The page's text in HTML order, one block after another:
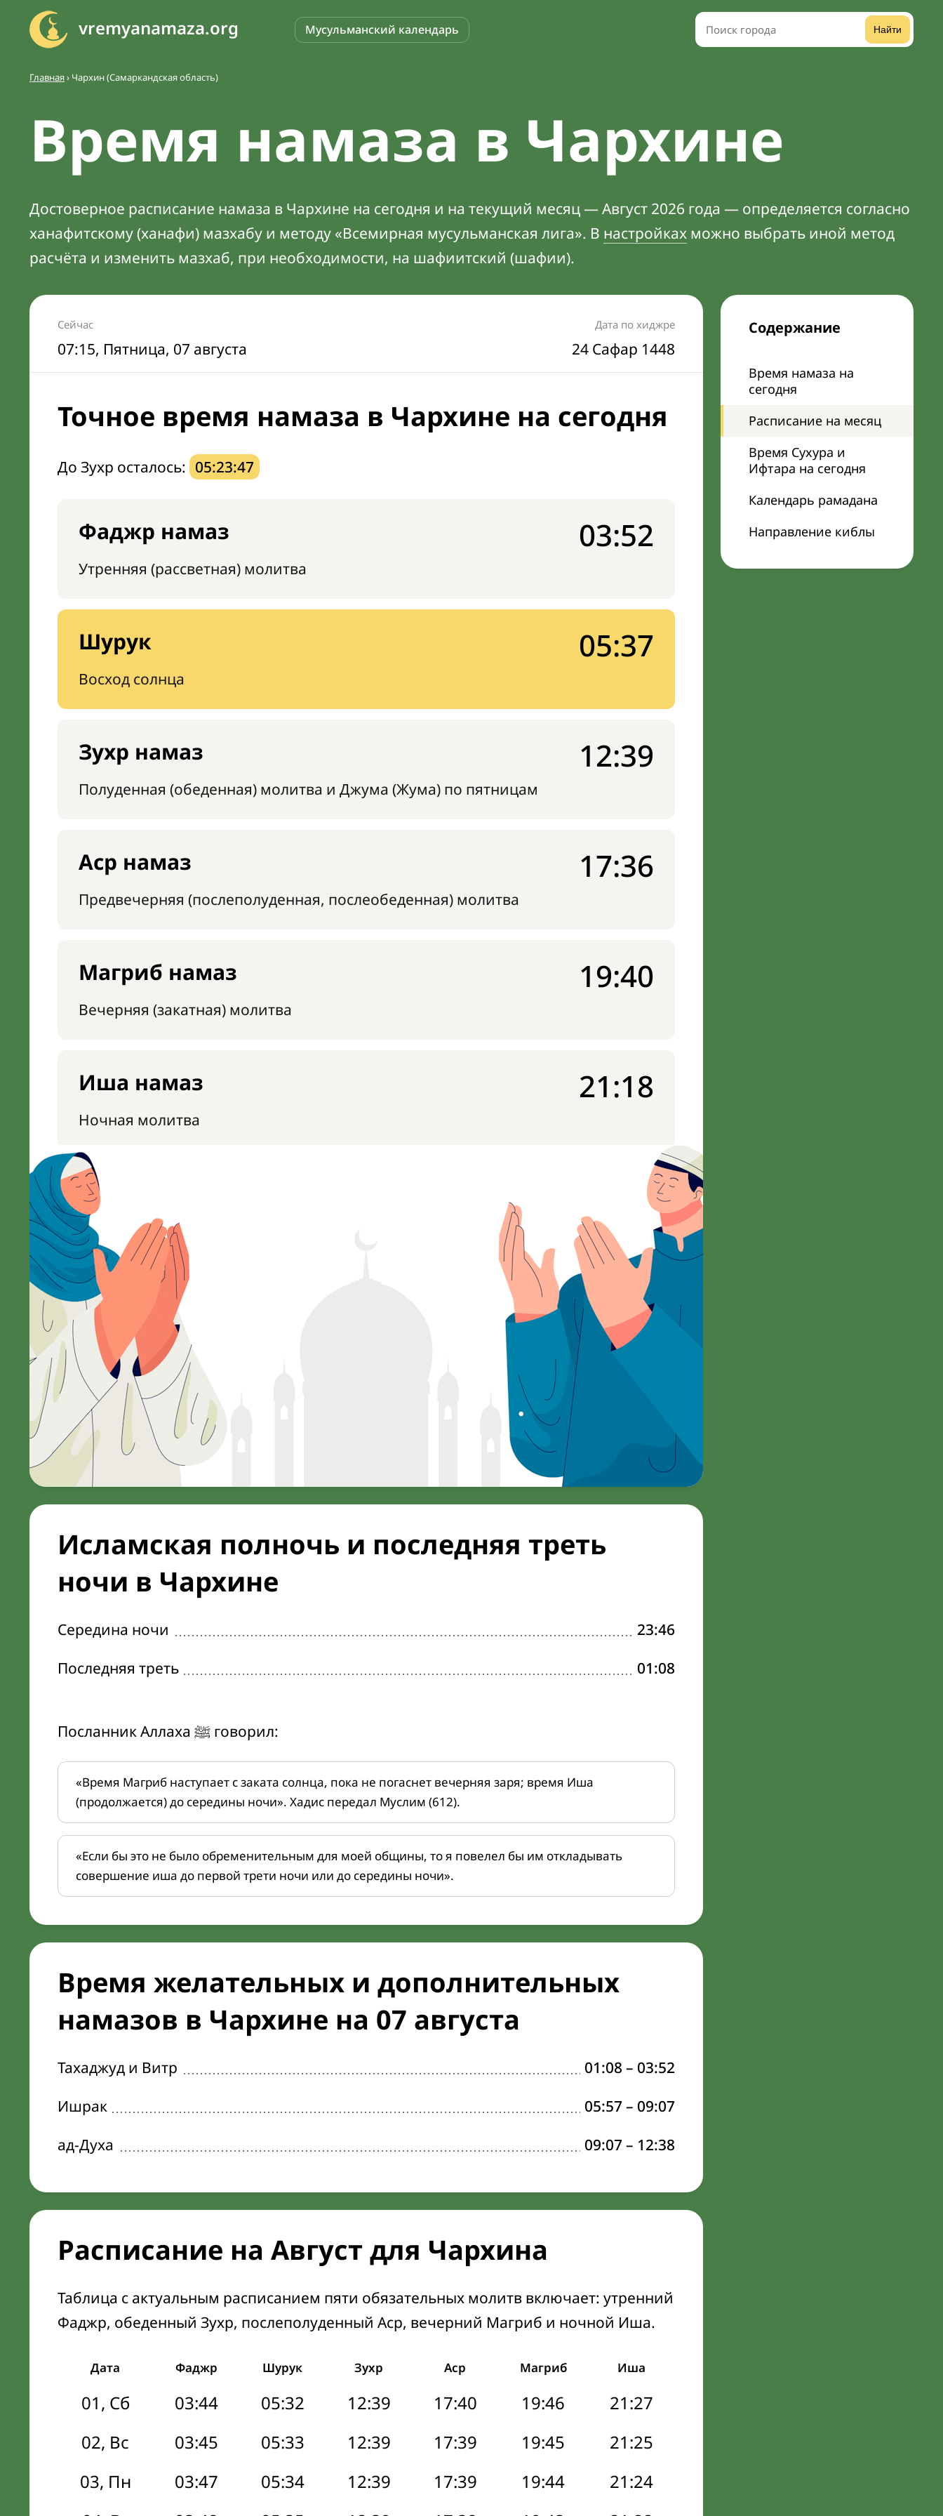
vremyanamaza.org Мусульманский календарь Найти
Главная› Чархин (Самаркандская область)
Время намаза в Чархине
Достоверное расписание намаза в Чархине на сегодня и на текущий месяц — Август 2026 года — определяется согласно
ханафитскому (ханафи) мазхабу и методу «Всемирная мусульманская лига». В настройках можно выбрать иной метод
расчёта и изменить мазхаб, при необходимости, на шафиитский (шафии).
Содержание
Время намаза на
сегодня
Расписание на месяц
Время Сухура и
Ифтара на сегодня
Календарь рамадана
Направление киблы
Сейчас
07:15, Пятница, 07 августа
Дата по хиджре
24 Сафар 1448
Точное время намаза в Чархине на сегодня
До Зухр осталось: 05:23:46
Фаджр намаз
Утренняя (рассветная) молитва
03:52
Шурук
Восход солнца
05:37
Зухр намаз
Полуденная (обеденная) молитва и Джума (Жума) по пятницам
12:39
Аср намаз
Предвечерняя (послеполуденная, послеобеденная) молитва
17:36
Магриб намаз
Вечерняя (закатная) молитва
19:40
Иша намаз
Ночная молитва
21:18
Исламская полночь и последняя треть
ночи в Чархине
Середина ночи
23:46
Последняя треть
01:08
Посланник Аллаха ﷺ говорил:
«Время Магриб наступает с заката солнца, пока не погаснет вечерняя заря; время Иша
(продолжается) до середины ночи». Хадис передал Муслим (612).
«Если бы это не было обременительным для моей общины, то я повелел бы им откладывать
совершение иша до первой трети ночи или до середины ночи».
Время желательных и дополнительных
намазов в Чархине на 07 августа
Тахаджуд и Витр 01:08 – 03:52
Ишрак
05:57– 09:07
ад-Духа
09:07– 12:38
Расписание на Август для Чархина
Таблица с актуальным расписанием пяти обязательных молитв включает: утренний
Фаджр, обеденный Зухр, послеполуденный Аср, вечерний Магриб и ночной Иша.
Дата Фаджр Шурук Зухр Аср Магриб Иша
01, Сб 03:44 05:32 12:39 17:40 19:46
21:27
02, Вс
03:45 05:33 12:39 17:39 19:45
21:25
03, Пн
03:47 05:34 12:39 17:39 19:44
21:24